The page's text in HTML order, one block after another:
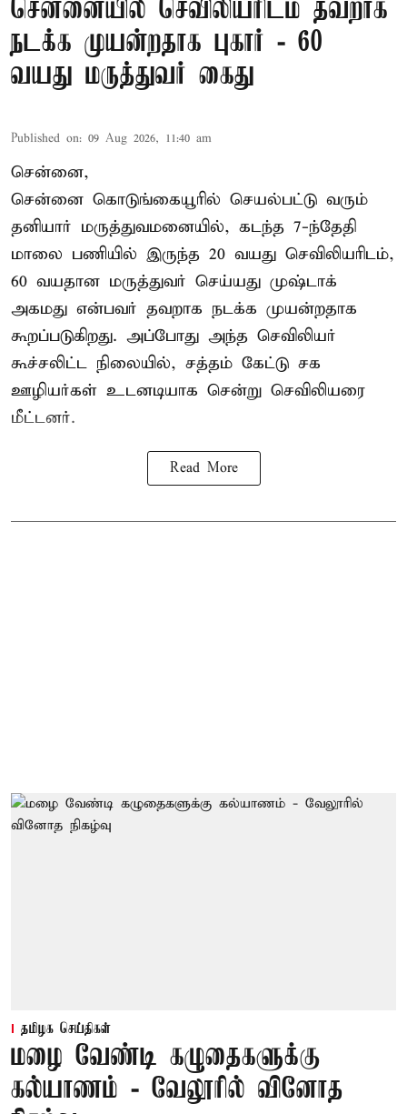
சென்னையில் செவிலியரிடம் தவறாக
நடக்க முயன்றதாக புகார் - 60
வயது மருத்துவர் கைது
Published on: 09 Aug 2026, 11:40 am
சென்னை,
சென்னை கொடுங்கையூரில் செயல்பட்டு வரும்
தனியார் மருத்துவமனையில், கடந்த 7-ந்தேதி
மாலை பணியில் இருந்த 20 வயது செவிலியரிடம்,
60 வயதான மருத்துவர் செய்யது முஷ்டாக்
அகமது என்பவர் தவறாக நடக்க முயன்றதாக
கூறப்படுகிறது. அப்போது அந்த செவிலியர்
கூச்சலிட்ட நிலையில், சத்தம் கேட்டு சக
ஊழியர்கள் உடனடியாக சென்று செவிலியரை
மீட்டனர்.
Read More
தமிழக செய்திகள்
மழை வேண்டி கழுதைகளுக்கு
கல்யாணம் - வேலூரில் வினோத